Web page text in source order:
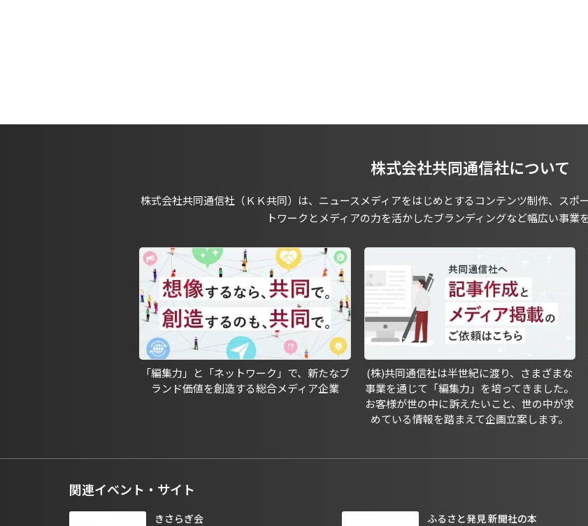
株式会社共同通信社について
株式会社共同通信社（ＫＫ共同）は、ニュースメディアをはじめとするコンテンツ制作、スポ
トワークとメディアの力を活かしたブランディングなど幅広い事業
「編集力」と「ネットワーク」で、新たなブ
ランド価値を創造する総合メディア企業
(株)共同通信社は半世紀に渡り、さまざまな
事業を通じて「編集力」を培ってきました。
お客様が世の中に訴えたいこと、世の中が求
めている情報を踏まえて企画立案します。
関連イベント・サイト
きさらぎ会 ふるさと発見 新聞社の本